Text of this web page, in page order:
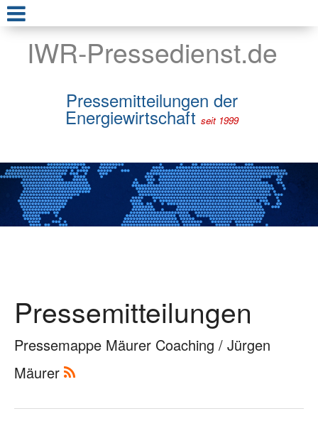
IWR-Pressedienst.de
Pressemitteilungen der
Energiewirtschaft seit 1999
Pressemitteilungen
Pressemappe Mäurer Coaching / Jürgen
Mäurer